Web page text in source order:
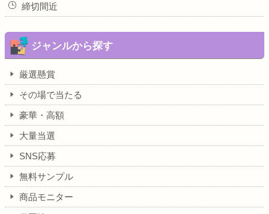
締切間近
ジャンルから探す
厳選懸賞
その場で当たる
豪華・高額
大量当選
SNS応募
無料サンプル
商品モニター